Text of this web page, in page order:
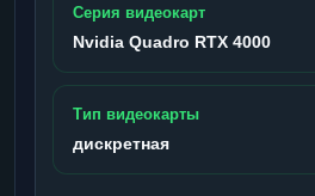
Серия видеокарт
Nvidia Quadro RTX 4000
Тип видеокарты
дискретная